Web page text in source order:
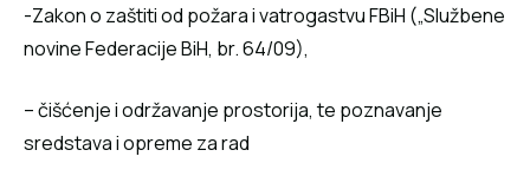
-Zakon o zaštiti od požara i vatrogastvu FBiH („Službene
novine Federacije BiH, br. 64/09),
– čišćenje i održavanje prostorija, te poznavanje
sredstava i opreme za rad